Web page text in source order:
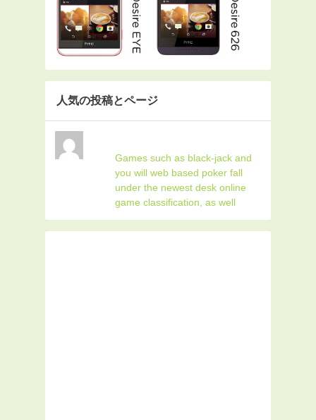
人気の投稿とページ
Games such as black-jack and
you will web based poker fall
under the newest desk online
game classification, as well